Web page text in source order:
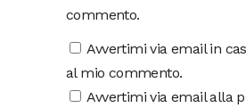
commento.
Avvertimi via email in
al mio commento.
Avvertimi via email alla